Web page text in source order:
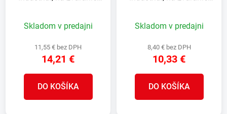
Skladom v predajni
11,55 € bez DPH
14,21 €
DO KOŠÍKA
Skladom v predajni
8,40 € bez DPH
10,33 €
DO KOŠÍKA